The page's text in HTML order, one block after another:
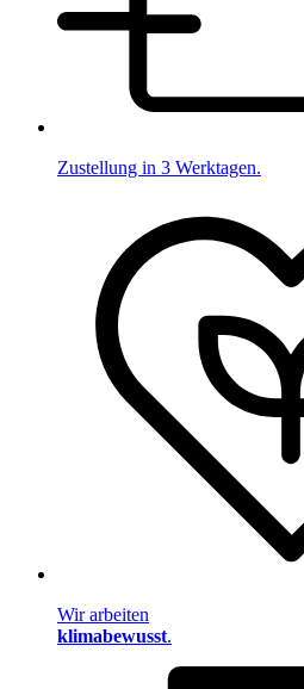
Zustellung in 3 Werktagen.
Wir arbeiten
klimabewusst.